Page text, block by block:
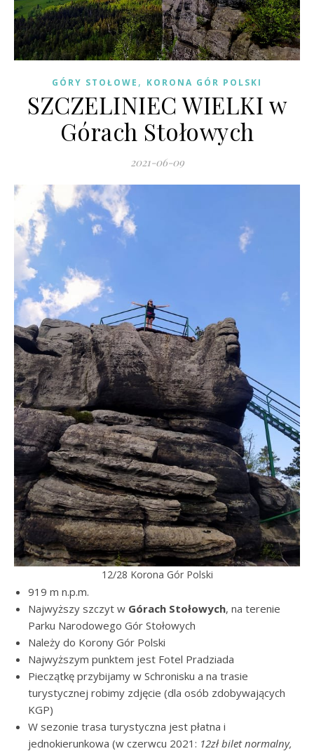
GÓRY STOŁOWE , KORONA GÓR POLSKI
SZCZELINIEC WIELKI w
Górach Stołowych
2021-06-09
12/28 Korona Gór Polski
919 m n.p.m.
Najwyższy szczyt w Górach Stołowych, na terenie
Parku Narodowego Gór Stołowych
Należy do Korony Gór Polski
Najwyższym punktem jest Fotel Pradziada
Pieczątkę przybijamy w Schronisku a na trasie
turystycznej robimy zdjęcie (dla osób zdobywających
KGP)
W sezonie trasa turystyczna jest płatna i
jednokierunkowa (w czerwcu 2021: 12zł bilet normalny,